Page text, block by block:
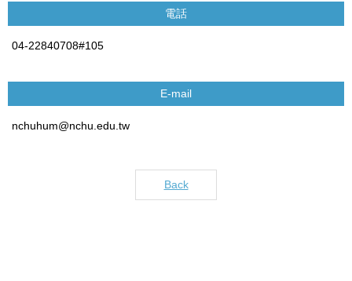
電話
04-22840708#105
E-mail
nchuhum@nchu.edu.tw
Back